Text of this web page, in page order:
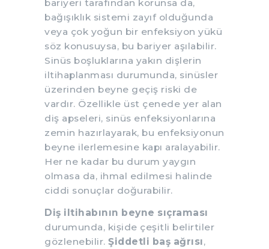
bariyeri tarafından korunsa da,
bağışıklık sistemi zayıf olduğunda
veya çok yoğun bir enfeksiyon yükü
söz konusuysa, bu bariyer aşılabilir.
Sinüs boşluklarına yakın dişlerin
iltihaplanması durumunda, sinüsler
üzerinden beyne geçiş riski de
vardır. Özellikle üst çenede yer alan
diş apseleri, sinüs enfeksiyonlarına
zemin hazırlayarak, bu enfeksiyonun
beyne ilerlemesine kapı aralayabilir.
Her ne kadar bu durum yaygın
olmasa da, ihmal edilmesi halinde
ciddi sonuçlar doğurabilir.
Diş iltihabının beyne sıçraması
durumunda, kişide çeşitli belirtiler
gözlenebilir. Şiddetli baş ağrısı,